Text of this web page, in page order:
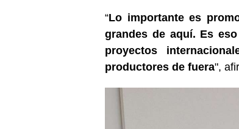
“Lo importante es
grandes de aquí. Es
proyectos
productores de fuera",